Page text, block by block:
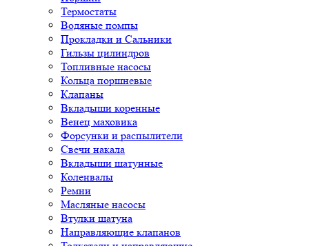
Термостаты
Водяные помпы
Прокладки и Сальники
Гильзы цилиндров
Топливные насосы
Кольца поршневые
Клапаны
Вкладыши коренные
Венец маховика
Форсунки и распылители
Свечи накала
Вкладыши шатунные
Коленвалы
Ремни
Масляные насосы
Втулки шатуна
Направляющие клапанов